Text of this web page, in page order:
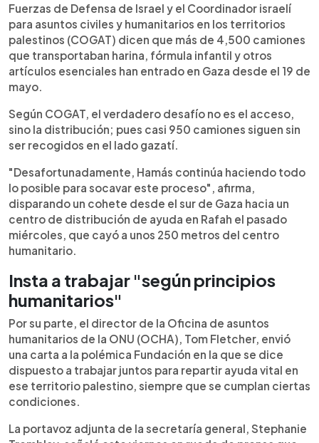
Fuerzas de Defensa de Israel y el Coordinador israelí
para asuntos civiles y humanitarios en los territorios
palestinos (COGAT) dicen que más de 4,500 camiones
que transportaban harina, fórmula infantil y otros
artículos esenciales han entrado en Gaza desde el 19 de
mayo.
Según COGAT, el verdadero desafío no es el acceso,
sino la distribución; pues casi 950 camiones siguen sin
ser recogidos en el lado gazatí.
"Desafortunadamente, Hamás continúa haciendo todo
lo posible para socavar este proceso", afirma,
disparando un cohete desde el sur de Gaza hacia un
centro de distribución de ayuda en Rafah el pasado
miércoles, que cayó a unos 250 metros del centro
humanitario.
Insta a trabajar "según principios
humanitarios"
Por su parte, el director de la Oficina de asuntos
humanitarios de la ONU (OCHA), Tom Fletcher, envió
una carta a la polémica Fundación en la que se dice
dispuesto a trabajar juntos para repartir ayuda vital en
ese territorio palestino, siempre que se cumplan ciertas
condiciones.
La portavoz adjunta de la secretaría general, Stephanie